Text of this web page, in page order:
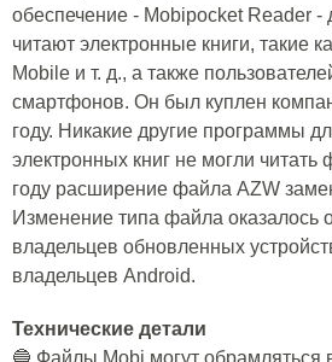
обеспечение - Mobipocket Reader
читают электронные книги, такие
Mobile и т. д., а также
смартфонов. Он был куплен
году. Никакие другие программы
электронных книг не могли
году расширение файла AZW
Изменение типа файла оказалось
владельцев обновленных
владельцев Android.
Технические детали
🔵 Файлы Mobi могут обрамляться